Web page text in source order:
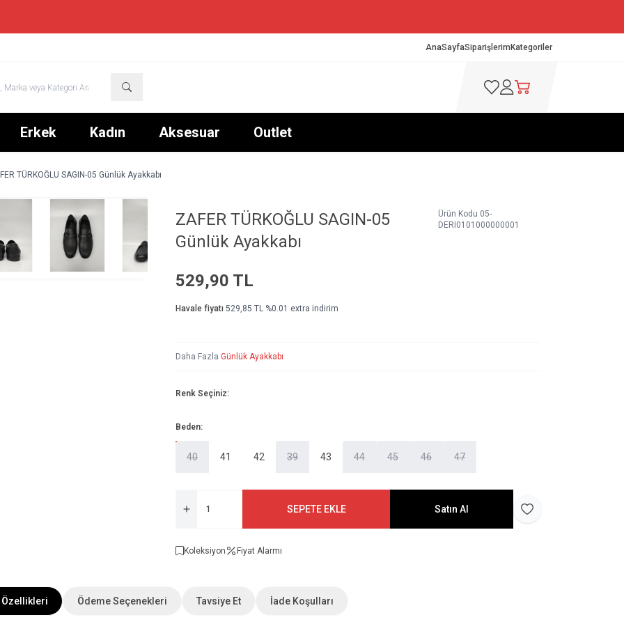
AnaSayfaSiparişlerim Kategoriler
Favorilerim
Hesabım
Sepetim
Erkek Kadın Aksesuar Outlet
TÜRKOĞLU SAGIN-05 Günlük Ayakkabı
ZAFER TÜRKOĞLU SAGIN-05
Günlük Ayakkabı
Ürün Kodu 05-
DERI0101000000001
529,90 TL
Havale fiyatı 529,85 TL %0.01 extra indirim
Daha Fazla Günlük Ayakkabı
Renk Seçiniz:
Beden:
40 41 42 39 43 44 45 46 47
SEPETE EKLE Satın Al Favoriye Ekle
Koleksiyon Fiyat Alarmı
Özellikleri Ödeme Seçenekleri Tavsiye Et İade Koşulları